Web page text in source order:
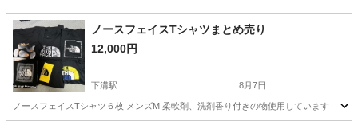
ノースフェイスTシャツまとめ売り
12,000円
下溝駅 8月7日
ノースフェイスTシャツ６枚 メンズM 柔軟剤、洗剤香り付きの物使用しています